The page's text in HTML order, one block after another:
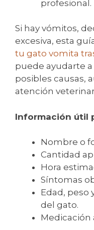
profesional.
Si hay vómitos,
excesiva, esta
tu gato vomita
puede ayudarte
posibles causas,
atención
Información útil
Nombre o
Cantidad
Hora
Síntomas
Edad, peso
del gato.
Medicación